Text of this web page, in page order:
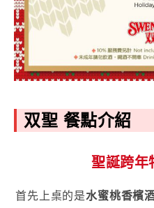
双聖 餐點介紹
聖誕跨年
首先上桌的是水蜜桃香檳